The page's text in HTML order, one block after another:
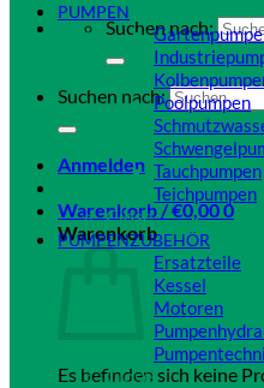
Suchen nach:
Suchen nach:
Anmelden
Warenkorb /€0,000
Warenkorb
Es befinden sich keine
PUMPEN
Poolpumpen
Tauchpumpen
Teichpumpen
Close
PUMPENZUBEHÖR
Ersatzteile
Kessel
Motoren
Close